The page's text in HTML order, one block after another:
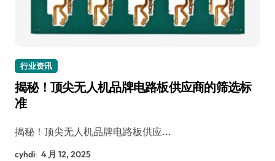
行业资讯
揭秘！顶尖无人机品牌电路板供应商的筛选标
准
揭秘！顶尖无人机品牌电路板供应...
cyhdi 4 月 12, 2025